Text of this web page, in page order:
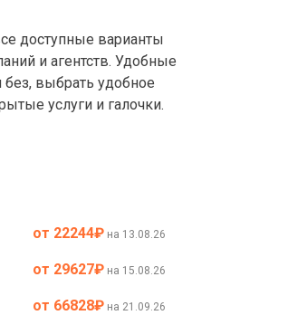
доступные варианты
и агентств. Удобные
выбрать удобное
услуги и галочки.
от 22244₽ на 13.08.26
от 29627₽ на 15.08.26
от 66828₽ на 21.09.26